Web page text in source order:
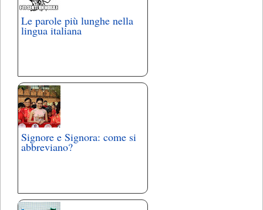
Le parole più lunghe nella
lingua italiana
Signore e Signora: come si
abbreviano?